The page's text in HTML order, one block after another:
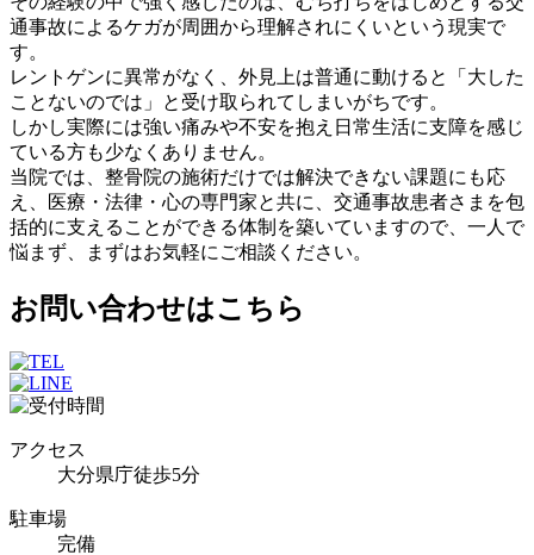
通事故によるケガが周囲から理解されにくいという現実で
す。
レントゲンに異常がなく、外見上は普通に動けると「大した
ことないのでは」と受け取られてしまいがちです。
しかし実際には強い痛みや不安を抱え日常生活に支障を感じ
ている方も少なくありません。
当院では、整骨院の施術だけでは解決できない課題にも応
え、医療・法律・心の専門家と共に、交通事故患者さまを包
括的に支えることができる体制を築いていますので、一人で
悩まず、まずはお気軽にご相談ください。
お問い合わせはこちら
アクセス
大分県庁徒歩5分
駐車場
完備